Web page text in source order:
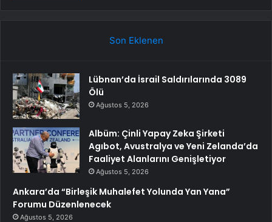
Son Eklenen
Lübnan’da İsrail Saldırılarında 3089
Ölü
Ağustos 5, 2026
Albüm: Çinli Yapay Zeka Şirketi
Agıbot, Avustralya ve Yeni Zelanda’da
Faaliyet Alanlarını Genişletiyor
Ağustos 5, 2026
Ankara’da “Birleşik Muhalefet Yolunda Yan Yana”
Forumu Düzenlenecek
Ağustos 5, 2026